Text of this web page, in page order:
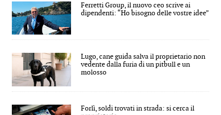
Ferretti Group, il nuovo ceo scrive ai
dipendenti: “Ho bisogno delle vostre idee”
Lugo, cane guida salva il proprietario non
vedente dalla furia di un pitbull e un
molosso
Forlì, soldi trovati in strada: si cerca il